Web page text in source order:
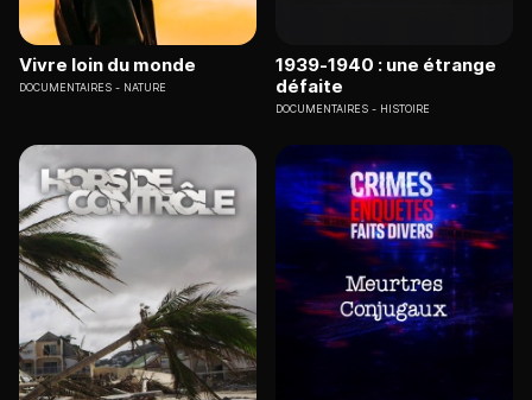
Vivre loin du monde
DOCUMENTAIRES NATURE
1939-1940 : une étrange
défaite
DOCUMENTAIRES HISTOIRE